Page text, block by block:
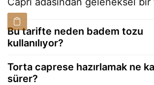
Bu tarifte neden badem tozu
kullanılıyor?
Torta caprese hazırlamak ne
sürer?